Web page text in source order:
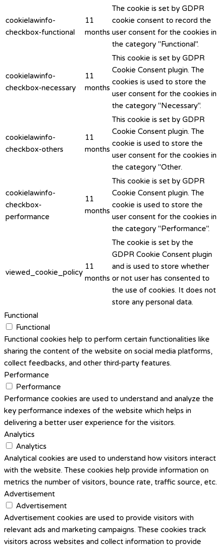
cookielawinfo-
checkbox-functional
11
months
The cookie is set by GDPR
cookie consent to record the
user consent for the cookies in
the category "Functional".
cookielawinfo-
checkbox-necessary
11
months
This cookie is set by GDPR
Cookie Consent plugin. The
cookies is used to store the
user consent for the cookies in
the category "Necessary".
cookielawinfo-
checkbox-others
11
months
This cookie is set by GDPR
Cookie Consent plugin. The
cookie is used to store the
user consent for the cookies in
the category "Other.
cookielawinfo-
checkbox-
performance
11
months
This cookie is set by GDPR
Cookie Consent plugin. The
cookie is used to store the
user consent for the cookies in
the category "Performance".
viewed_cookie_policy
11
months
The cookie is set by the
GDPR Cookie Consent plugin
and is used to store whether
or not user has consented to
the use of cookies. It does not
store any personal data.
Functional
Functional
Functional cookies help to perform certain functionalities like
sharing the content of the website on social media platforms,
collect feedbacks, and other third-party features.
Performance
Performance
Performance cookies are used to understand and analyze the
key performance indexes of the website which helps in
delivering a better user experience for the visitors.
Analytics
Analytics
Analytical cookies are used to understand how visitors interact
with the website. These cookies help provide information on
metrics the number of visitors, bounce rate, traffic source, etc.
Advertisement
Advertisement
Advertisement cookies are used to provide visitors with
relevant ads and marketing campaigns. These cookies track
visitors across websites and collect information to provide